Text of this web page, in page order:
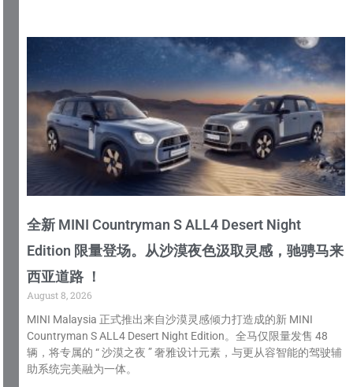
全新 MINI Countryman S ALL4 Desert Night
Edition 限量登场。从沙漠夜色汲取灵感，驰骋马来
西亚道路 ！
August 8, 2026
MINI Malaysia 正式推出来自沙漠灵感倾力打造成的新 MINI
Countryman S ALL4 Desert Night Edition。全马仅限量发售 48
辆，将专属的 “ 沙漠之夜 ” 奢雅设计元素，与更从容智能的驾驶辅
助系统完美融为一体。